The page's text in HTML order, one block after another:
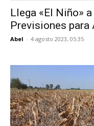
Llega «El Niño»
Previsiones para
Abel - 4 agosto 2023, 05:35